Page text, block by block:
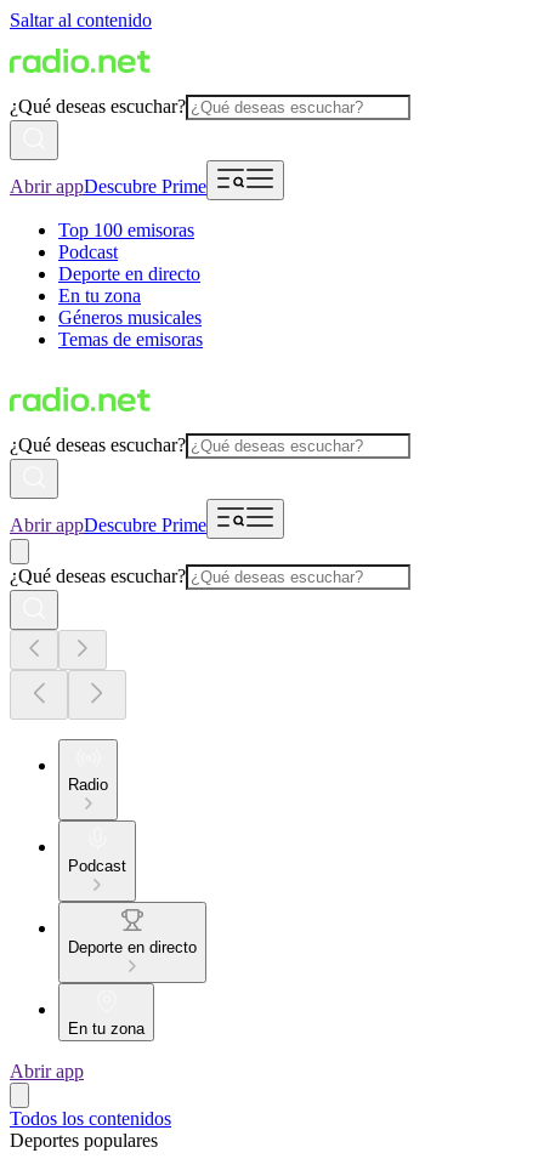
Saltar al contenido
¿Qué deseas escuchar?
Abrir appDescubre Prime
Top 100 emisoras
Podcast
Deporte en directo
En tu zona
Géneros musicales
Temas de emisoras
¿Qué deseas escuchar?
Abrir appDescubre Prime
¿Qué deseas escuchar?
Radio
Podcast
Deporte en directo
En tu zona
Abrir app
Todos los contenidos
Deportes populares